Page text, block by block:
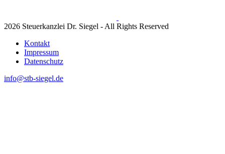
2026 Steuerkanzlei Dr. Siegel - All Rights Reserved
Kontakt
Impressum
Datenschutz
info@stb-siegel.de